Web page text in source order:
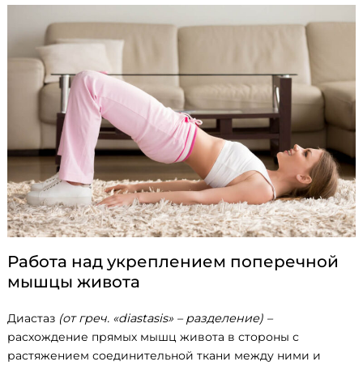
Работа над укреплением поперечной
мышцы живота
Диастаз (от греч. «diastasis» – разделение) –
расхождение прямых мышц живота в стороны с
растяжением соединительной ткани между ними и